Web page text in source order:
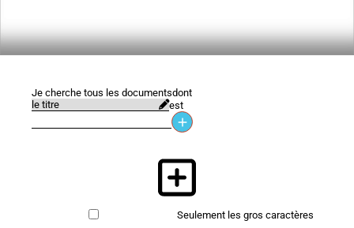
Je cherche tous les documentsdont
est
Seulement les gros caractères